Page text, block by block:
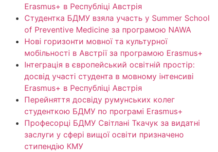
Erasmus+ в Республіці Австрія
Студентка БДМУ взяла участь у Summer School
of Preventive Medicine за програмою NAWA
Нові горизонти мовної та культурної
мобільності в Австрії за програмою Erasmus+
Інтеграція в європейський освітній простір:
досвід участі студента в мовному інтенсиві
Erasmus+ в Республіці Австрія
Перейняття досвіду румунських колег
студенткою БДМУ по програмі Erasmus+
Професорці БДМУ Світлані Ткачук за видатні
заслуги у сфері вищої освіти призначено
стипендію КМУ